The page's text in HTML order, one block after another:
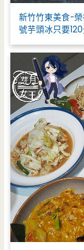
新竹竹東美食-
號芋頭冰只要